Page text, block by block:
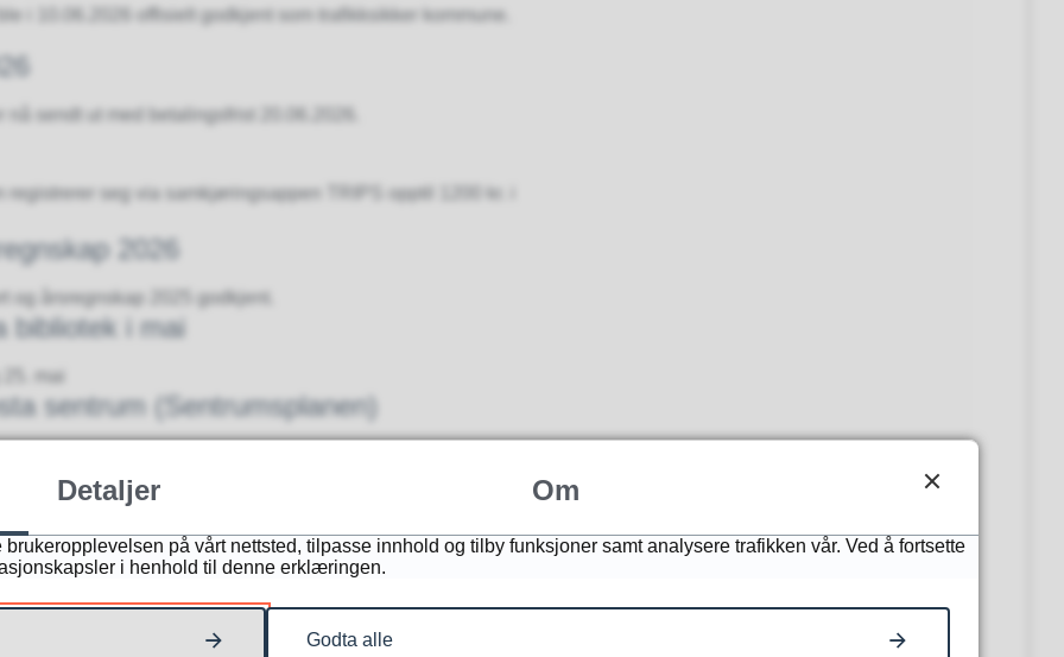
i 10.06.2026 offisielt godkjent som trafikksikker kommune.
sendt ut med betalingsfrist 20.06.2026.
seg via samkjøringsappen TRIPS opptil 1200 kr. i
2026
og årsregnskap 2025 godkjent.
bibliotek i mai
mai
sentrum (Sentrumsplanen)
Detaljer Om
på vårt nettsted, tilpasse innhold og tilby funksjoner samt analysere trafikken vår. Ved å fortsette
i henhold til denne erklæringen.
Godta alle